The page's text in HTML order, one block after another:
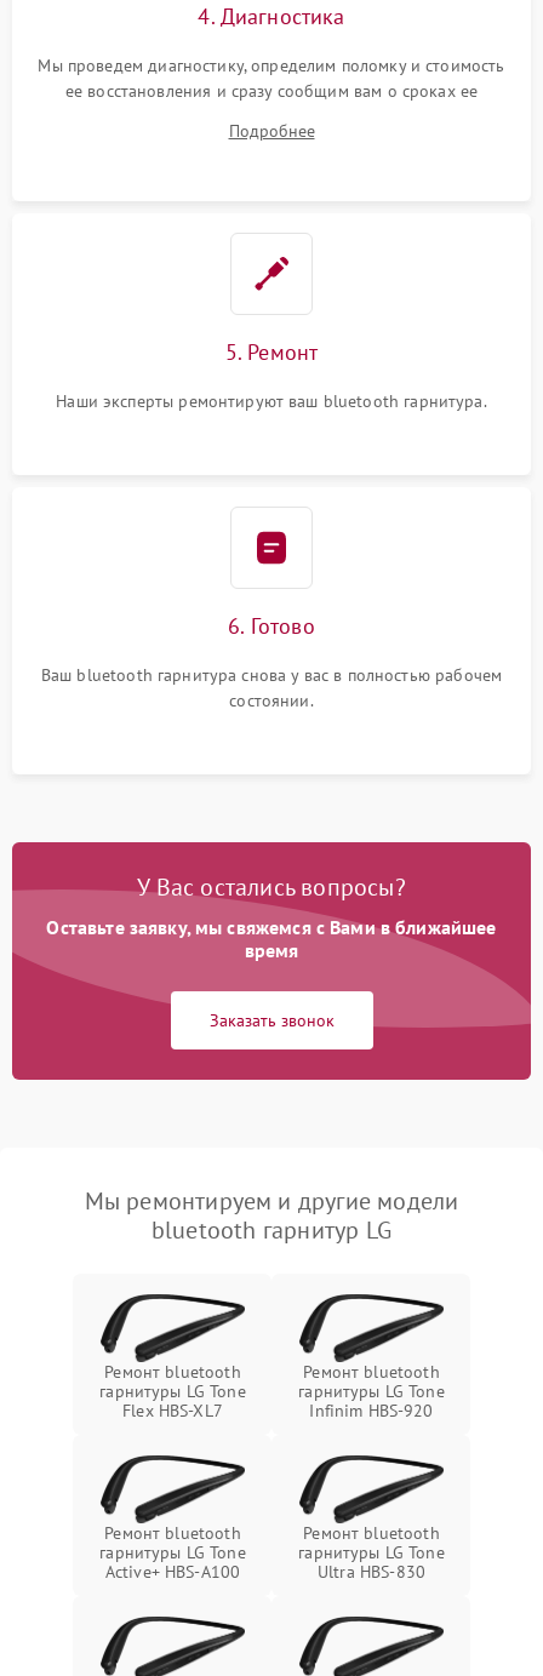
4. Диагностика
Мы проведем диагностику, определим поломку и стоимость
ее восстановления и сразу сообщим вам о сроках ее
Подробнее
5. Ремонт
Наши эксперты ремонтируют ваш bluetooth гарнитура.
6. Готово
Ваш bluetooth гарнитура снова у вас в полностью рабочем
состоянии.
У Вас остались вопросы?
Оставьте заявку, мы свяжемся с Вами в ближайшее
время
Заказать звонок
Мы ремонтируем и другие модели
bluetooth гарнитур LG
Ремонт bluetooth
гарнитуры LG Tone
Flex HBS-XL7
Ремонт bluetooth
гарнитуры LG Tone
Infinim HBS-920
Ремонт bluetooth
гарнитуры LG Tone
Active+ HBS-A100
Ремонт bluetooth
гарнитуры LG Tone
Ultra HBS-830